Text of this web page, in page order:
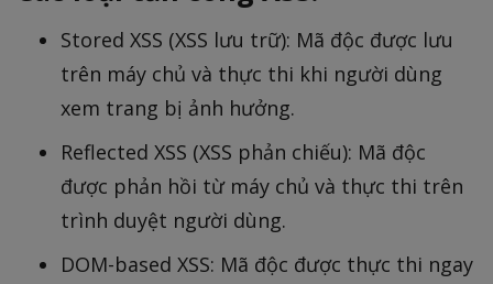
Stored XSS (XSS lưu trữ): Mã độc được lưu
trên máy chủ và thực thi khi người dùng
xem trang bị ảnh hưởng.
Reflected XSS (XSS phản chiếu): Mã độc
được phản hồi từ máy chủ và thực thi trên
trình duyệt người dùng.
DOM-based XSS: Mã độc được thực thi ngay